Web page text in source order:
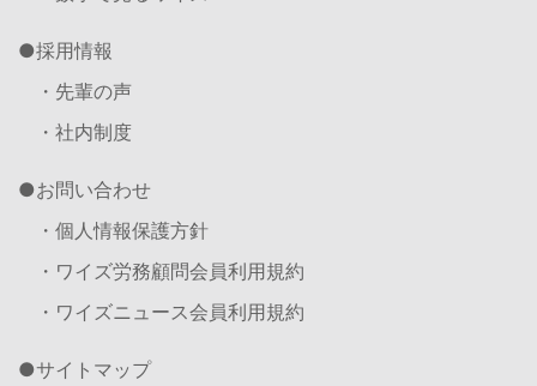
採用情報
・先輩の声
・社内制度
お問い合わせ
・個人情報保護方針
・ワイズ労務顧問会員利用規約
・ワイズニュース会員利用規約
サイトマップ